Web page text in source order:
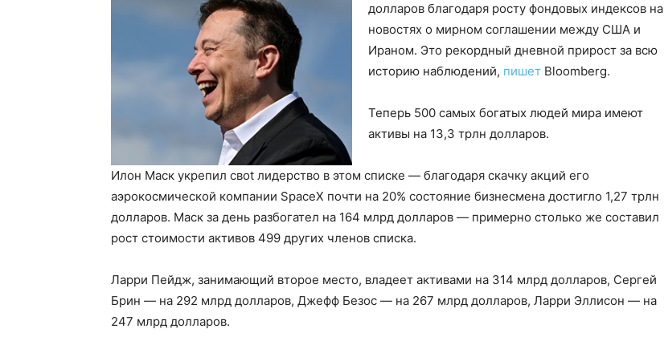
долларов благодаря росту фондовых индексов на
новостях о мирном соглашении между США и
Ираном. Это рекордный дневной прирост за всю
историю наблюдений, пишет Bloomberg.
Теперь 500 самых богатых людей мира имеют
активы на 13,3 трлн долларов.
Илон Маск укрепил своt лидерство в этом списке — благодаря скачку акций его
аэрокосмической компании SpaceX почти на 20% состояние бизнесмена достигло 1,27 трлн
долларов. Маск за день разбогател на 164 млрд долларов — примерно столько же составил
рост стоимости активов 499 других членов списка.
Ларри Пейдж, занимающий второе место, владеет активами на 314 млрд долларов, Сергей
Брин — на 292 млрд долларов, Джефф Безос — на 267 млрд долларов, Ларри Эллисон — на
247 млрд долларов.